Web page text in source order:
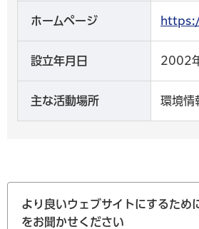
ホームページ
設立年月日 2002
主な活動場所 環境情
より良いウェブサイトにするため
をお聞かせください